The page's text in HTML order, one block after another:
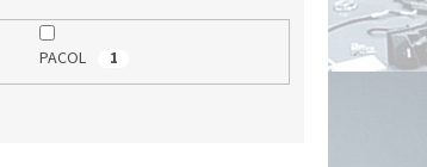
PACOL 1